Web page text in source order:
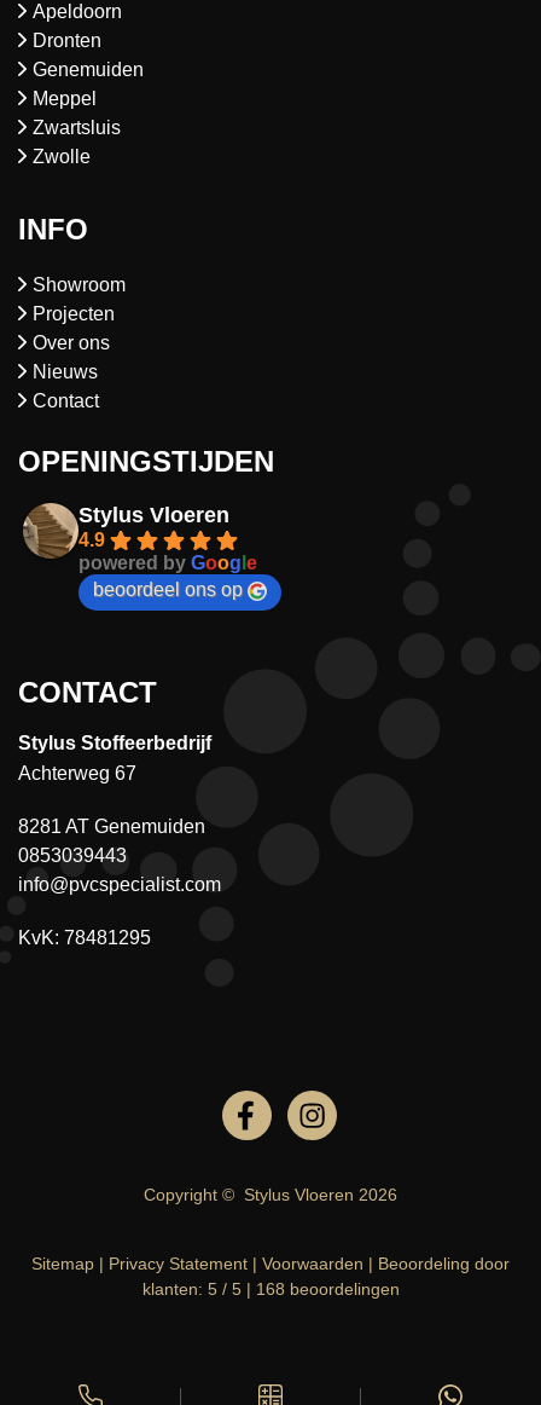
Apeldoorn
Dronten
Genemuiden
Meppel
Zwartsluis
Zwolle
INFO
Showroom
Projecten
Over ons
Nieuws
Contact
OPENINGSTIJDEN
Stylus Vloeren
4.9
powered by Goog e
beoordeel ons op
CONTACT
Stylus Stoffeerbedrijf
Achterweg 67
8281 AT Genemuiden
0853039443
info@pvcspecialist.com
KvK: 78481295
Copyright © Stylus Vloeren 2026
Sitemap | Privacy Statement | Voorwaarden | Beoordeling door
klanten: 5/ 5| 168 beoordelingen